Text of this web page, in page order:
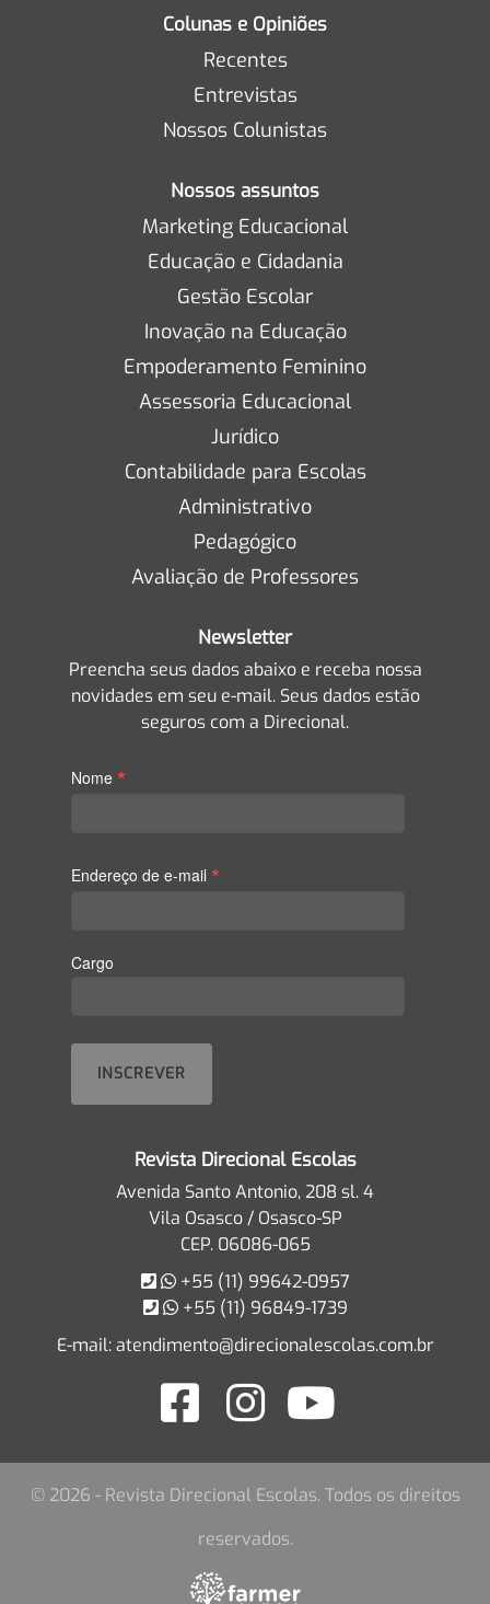
Colunas e Opiniões
Recentes
Entrevistas
Nossos Colunistas
Nossos assuntos
Marketing Educacional
Educação e Cidadania
Gestão Escolar
Inovação na Educação
Empoderamento Feminino
Assessoria Educacional
Jurídico
Contabilidade para Escolas
Administrativo
Pedagógico
Avaliação de Professores
Newsletter
Preencha seus dados abaixo e receba nossa
novidades em seu e-mail. Seus dados estão
seguros com a Direcional.
Nome *
Endereço de e-mail *
Cargo
Revista Direcional Escolas
Avenida Santo Antonio, 208 sl. 4
Vila Osasco / Osasco-SP
CEP. 06086-065
+55 (11) 99642-0957
+55 (11) 96849-1739
E-mail:atendimento@direcionalescolas.com.br
© 2026 - Revista Direcional Escolas. Todos os direitos
reservados.